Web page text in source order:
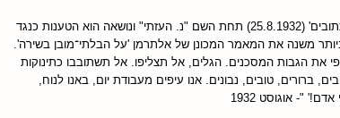
' פורסמה ב'כתובים' (25.8.1932) תחת השם "נ. העזתי" ונושאה הוא הטענות כנגד
משנה את המאמר המכונן של אלתרמן 'על הבלתי־מובן בשירה'.
הגבות המסכנים. הגלים, אל תצליפו. אל תשתובבו כתינוקות
ברורים, טובים, נבונים. אנו עיפים מעבודת יום, באנו לנוח,
"- אוגוסט 1932